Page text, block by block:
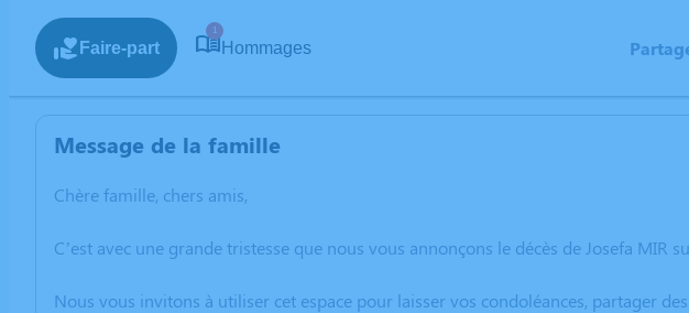
Faire-part
1
Hommages
Message de la famille
Chère famille, chers amis,
C’est avec une grande tristesse que nous vous annonçons le décès de Josefa MIR
Nous vous invitons à utiliser cet espace pour laisser vos condoléances, partager